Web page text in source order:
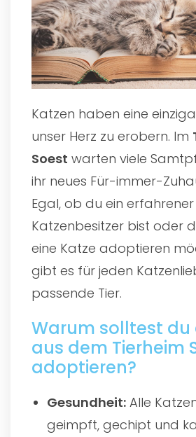
Katzen haben eine
unser Herz zu erobern. Im
Soest warten viele
ihr neues Für-immer-
Egal, ob du ein erfahrener
Katzenbesitzer bist oder
eine Katze adoptieren
gibt es für jeden
passende Tier.
Warum solltest du
aus dem Tierheim
adoptieren?
Gesundheit: Alle
geimpft, gechipt und